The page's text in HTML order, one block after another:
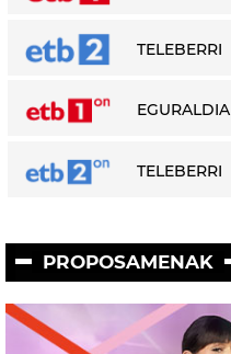
TELEBERRI
EGURALDIA
TELEBERRI
PROPOSAMENAK